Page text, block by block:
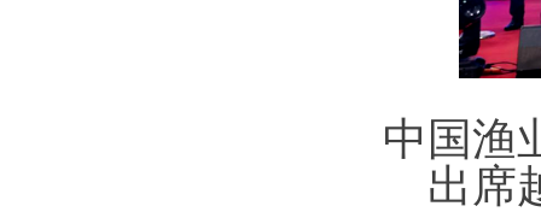
中国渔
出席